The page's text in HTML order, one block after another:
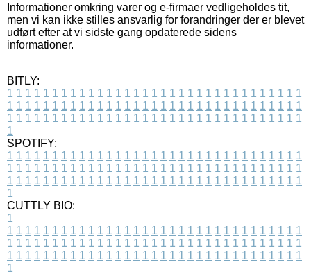
Informationer omkring varer og e-firmaer vedligeholdes tit,
men vi kan ikke stilles ansvarlig for forandringer der er blevet
udført efter at vi sidste gang opdaterede sidens
informationer.
BITLY:
1 1 1 1 1 1 1 1 1 1 1 1 1 1 1 1 1 1 1 1 1 1 1 1 1 1 1 1 1 1 1 1 1
1 1 1 1 1 1 1 1 1 1 1 1 1 1 1 1 1 1 1 1 1 1 1 1 1 1 1 1 1 1 1 1 1
1 1 1 1 1 1 1 1 1 1 1 1 1 1 1 1 1 1 1 1 1 1 1 1 1 1 1 1 1 1 1 1 1
1
SPOTIFY:
1 1 1 1 1 1 1 1 1 1 1 1 1 1 1 1 1 1 1 1 1 1 1 1 1 1 1 1 1 1 1 1 1
1 1 1 1 1 1 1 1 1 1 1 1 1 1 1 1 1 1 1 1 1 1 1 1 1 1 1 1 1 1 1 1 1
1 1 1 1 1 1 1 1 1 1 1 1 1 1 1 1 1 1 1 1 1 1 1 1 1 1 1 1 1 1 1 1 1
1
CUTTLY BIO:
1
1 1 1 1 1 1 1 1 1 1 1 1 1 1 1 1 1 1 1 1 1 1 1 1 1 1 1 1 1 1 1 1 1
1 1 1 1 1 1 1 1 1 1 1 1 1 1 1 1 1 1 1 1 1 1 1 1 1 1 1 1 1 1 1 1 1
1 1 1 1 1 1 1 1 1 1 1 1 1 1 1 1 1 1 1 1 1 1 1 1 1 1 1 1 1 1 1 1 1
1